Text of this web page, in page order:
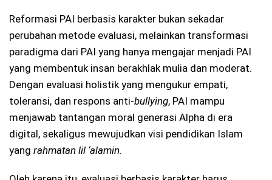
Reformasi PAI berbasis karakter bukan sekadar
perubahan metode evaluasi, melainkan transformasi
paradigma dari PAI yang hanya mengajar menjadi PAI
yang membentuk insan berakhlak mulia dan moderat.
Dengan evaluasi holistik yang mengukur empati,
toleransi, dan respons anti-bullying, PAI mampu
menjawab tantangan moral generasi Alpha di era
digital, sekaligus mewujudkan visi pendidikan Islam
yang rahmatan lil ‘alamin.